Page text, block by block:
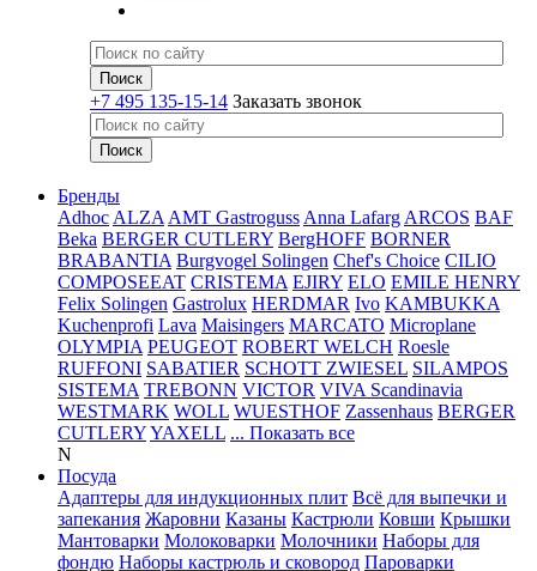
+7 495 135-15-14 Заказать звонок
Бренды
Adhoc ALZA AMT Gastroguss Anna Lafarg ARCOS BAF
Beka BERGER CUTLERY BergHOFF BORNER
BRABANTIA Burgvogel Solingen Chef's Choice CILIO
COMPOSEEAT CRISTEMA EJIRY ELO EMILE HENRY
Felix Solingen Gastrolux HERDMAR Ivo KAMBUKKA
Kuchenprofi Lava Maisingers MARCATO Microplane
OLYMPIA PEUGEOT ROBERT WELCH Roesle
RUFFONI SABATIER SCHOTT ZWIESEL SILAMPOS
SISTEMA TREBONN VICTOR VIVA Scandinavia
WESTMARK WOLL WUESTHOF Zassenhaus BERGER
CUTLERYYAXELL ... Показать все
N
Посуда
Адаптеры для индукционных плит Всё для выпечки и
запекания Жаровни Казаны Кастрюли Ковши Крышки
Мантоварки Молоковарки Молочники Наборы для
фондю Наборы кастрюль и сковород Пароварки